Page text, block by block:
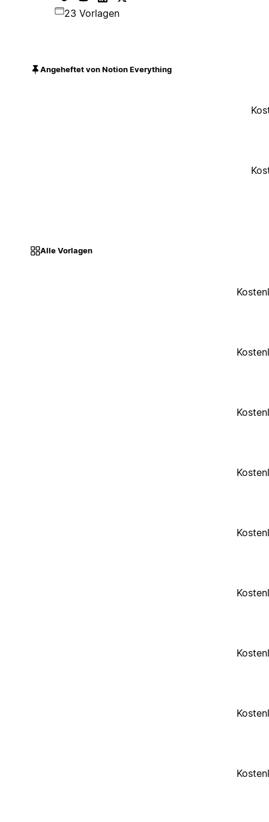
23 Vorlagen
Angeheftet von Notion Everything
Alle Vorlagen